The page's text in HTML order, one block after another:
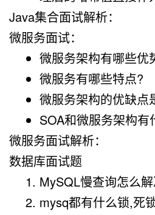
Java集合面试解析：
微服务面试：
微服务架构有哪些优
微服务有哪些特点?
微服务架构的优缺点
SOA和微服务架构有
微服务面试解析：
数据库面试题
MySQL慢查询怎么
mysq都有什么锁,死